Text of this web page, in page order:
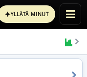
✦YLLÄTÄ MINUT